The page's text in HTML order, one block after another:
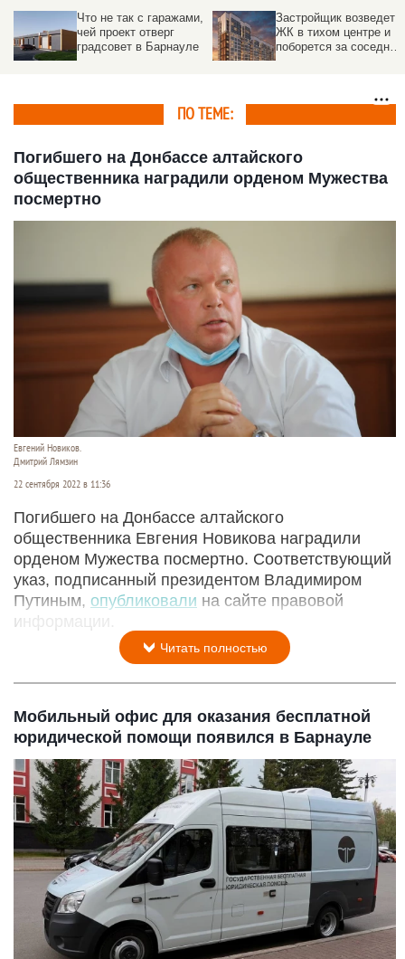
Застройщик возведет
ЖК в тихом центре и
поборется за соседний
Новый
маслоэкстракционный
цех построит
ПО ТЕМЕ:
Погибшего на Донбассе алтайского
общественника наградили орденом Мужества
посмертно
Евгений Новиков.
Дмитрий Лямзин
22 сентября 2022 в 11:36
Погибшего на Донбассе алтайского
общественника Евгения Новикова наградили
орденом Мужества посмертно. Соответствующий
указ, подписанный президентом Владимиром
Путиным, опубликовали на сайте правовой
информации.
Читать полностью
Мобильный офис для оказания бесплатной
юридической помощи появился в Барнауле